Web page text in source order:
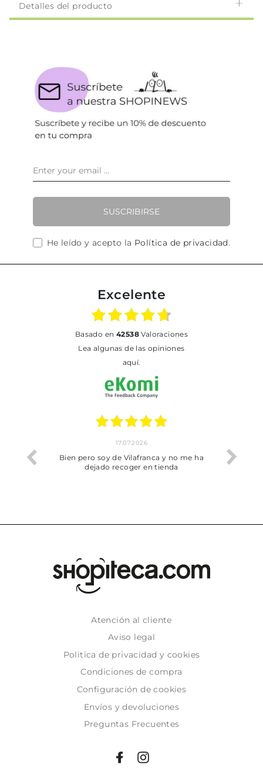
Detalles del producto
SUSCRIBIRSE
He leído y acepto la Política de privacidad.
Excelente
basado en 42538Valoraciones
Lea algunas de las opiniones
aquí.
trobat
17.07.2026
Bien pero soy de Vilafranca y no me ha
dejado recoger en tienda
Atención al cliente
Aviso legal
Politica de privacidad y cookies
Condiciones de compra
Configuración de cookies
Envíos y devoluciones
Preguntas Frecuentes